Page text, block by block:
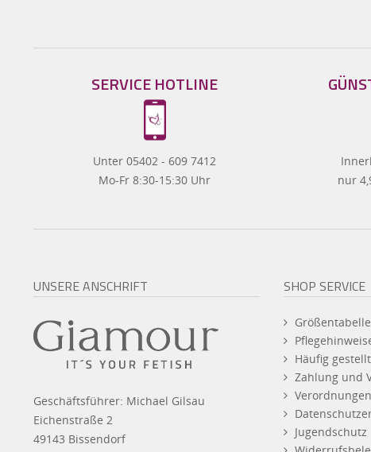
SERVICE HOTLINE
Unter 05402 - 609 7412
Mo-Fr 8:30-15:30 Uhr
nur
UNSERE ANSCHRIFT
Geschäftsführer: Michael Gilsau
Eichenstraße 2
49143 Bissendorf
SHOP SERVICE
Häufig
Zahlung und
Verordnungen
Jugendschutz